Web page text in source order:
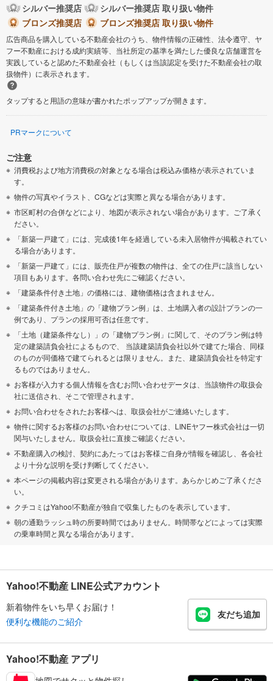
シルバー推奨店
シルバー推奨店 取り扱い物件
ブロンズ推奨店
ブロンズ推奨店 取り扱い物件
広告商品を購入している不動産会社のうち、物件情報の正確性、法令遵守、ヤ
フー不動産における成約実績等、当社所定の基準を満たした優良な店舗運営を
実践していると認めた不動産会社（もしくは当該認定を受けた不動産会社の取
扱物件）に表示されます。
タップすると用語の意味が書かれたポップアップが開きます。
PRマークについて
ご注意
消費税および地方消費税の対象となる場合は税込み価格が表示されていま
す。
物件の写真やイラスト、CGなどは実際と異なる場合があります。
市区町村の合併などにより、地図が表示されない場合があります。ご了承く
ださい。
「新築一戸建て」には、完成後1年を経過している未入居物件が掲載されてい
る場合があります。
「新築一戸建て」には、販売住戸が複数の物件は、全ての住戸に該当しない
項目もあります。各問い合わせ先にご確認ください。
「建築条件付き土地」の価格には、建物価格は含まれません。
「建築条件付き土地」の「建物プラン例」は、土地購入者の設計プランの一
例であり、プランの採用可否は任意です。
「土地（建築条件なし）」の「建物プラン例」に関して、そのプラン例は特
定の建築請負会社によるもので、 当該建築請負会社以外で建てた場合、同様
のものが同価格で建てられるとは限りません。また、建築請負会社を特定す
るものではありません。
お客様が入力する個人情報を含むお問い合わせデータは、当該物件の取扱会
社に送信され、そこで管理されます。
お問い合わせをされたお客様へは、取扱会社がご連絡いたします。
物件に関するお客様のお問い合わせについては、LINEヤフー株式会社は一切
関与いたしません。取扱会社に直接ご確認ください。
不動産購入の検討、契約にあたってはお客様ご自身が情報を確認し、各会社
より十分な説明を受け判断してください。
本ページの掲載内容は変更される場合があります。あらかじめご了承くださ
い。
クチコミはYahoo!不動産が独自で収集したものを表示しています。
朝の通勤ラッシュ時の所要時間ではありません。時間帯などによっては実際
の乗車時間と異なる場合があります。
Yahoo!不動産 LINE公式アカウント
新着物件をいち早くお届け！
便利な機能のご紹介
友だち追加
Yahoo!不動産 アプリ